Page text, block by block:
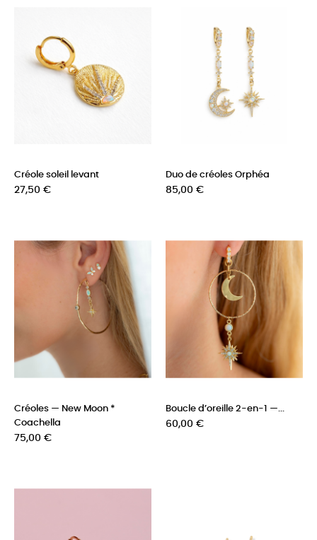
Créole soleil levant
Prix
27,50 €
Duo de créoles Orphéa
Prix
85,00 €
Créoles — New Moon *
Coachella
Prix
75,00 €
Boucle d’oreille 2-en-1 —...
Prix
60,00 €